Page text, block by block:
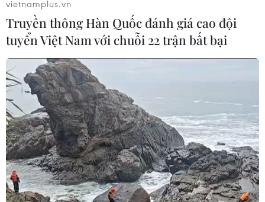
Số ca nhiễm mới tại Indonesia tăng lên
mức cao nhất kể từ cuối tháng 2
13/06/2021 11:05
Do số ca mắc mới tăng cao trở lại, Tổng thống Joko
Widodo đã yêu cầu đẩy nhanh tốc độ tiêm chủng nhằm
đáp ứng chỉ tiêu 700.000 liều/ngày trong tháng 6 này
và 1 triệu liều/ngày trong tháng 7.
vietnamplus.vn
Truyền thông Hàn Quốc đánh giá cao đội
tuyển Việt Nam với chuỗi 22 trận bất bại